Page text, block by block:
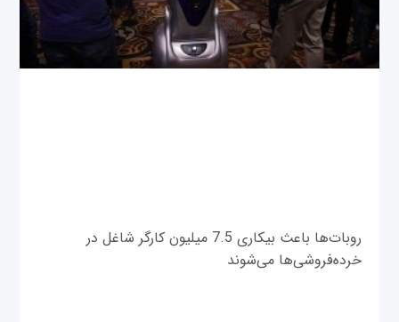
روبات‌ها باعث بیکاری 7.5 میلیون کارگر شاغل در
خرده‌فروشی‌ها می‌شوند